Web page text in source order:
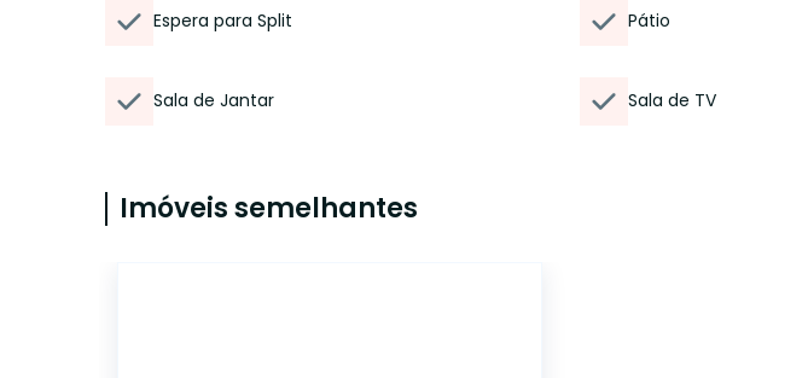
Espera para Split Pátio
Sala de Jantar Sala de TV
Imóveis semelhantes